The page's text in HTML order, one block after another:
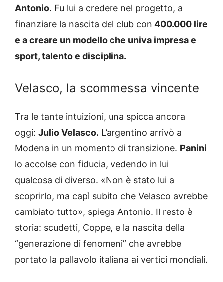
Antonio. Fu lui a credere nel progetto, a
finanziare la nascita del club con 400.000 lire
e a creare un modello che univa impresa e
sport, talento e disciplina.
Velasco, la scommessa vincente
Tra le tante intuizioni, una spicca ancora
oggi: Julio Velasco. L’argentino arrivò a
Modena in un momento di transizione. Panini
lo accolse con fiducia, vedendo in lui
qualcosa di diverso. «Non è stato lui a
scoprirlo, ma capì subito che Velasco avrebbe
cambiato tutto», spiega Antonio. Il resto è
storia: scudetti, Coppe, e la nascita della
“generazione di fenomeni” che avrebbe
portato la pallavolo italiana ai vertici mondiali.